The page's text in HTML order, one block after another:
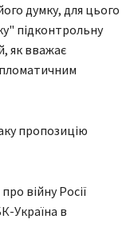
думку, для цього
підконтрольну
як вважає
пропозицію
війну Росії
Україна в